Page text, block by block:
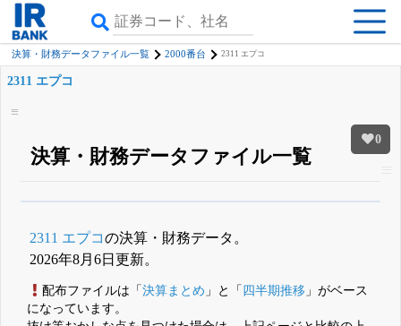
決算・財務データファイル一覧 2000番台 2311 エプコ
0
2311 エプコ
決算・財務データファイル一覧
詳しく見られる無料でβ版をはじめる
登録すると永久30%OFFと米株版の先行利用も付きます
2311 エプコの決算・財務データ。
2026年8月6日更新。
配布ファイルは「決算まとめ 」と「 四半期推移 」がベース
になっています。